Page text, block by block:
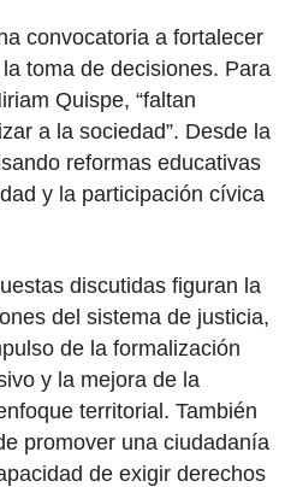
convocatoria a fortalecer
toma de decisiones. Para
Quispe, “faltan
a la sociedad”. Desde la
reformas educativas
y la participación cívica
discutidas figuran la
del sistema de justicia,
de la formalización
y la mejora de la
territorial. También
promover una ciudadanía
de exigir derechos